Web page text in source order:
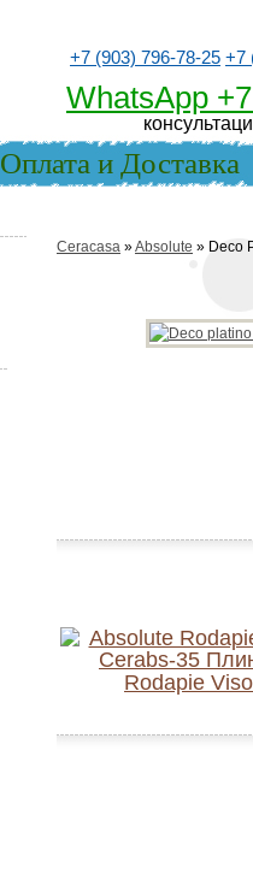
+7 (903) 796-78-25 +7
WhatsApp
Оплата и Доставка
Ceracasa »Absolute » Deco
Rodapie